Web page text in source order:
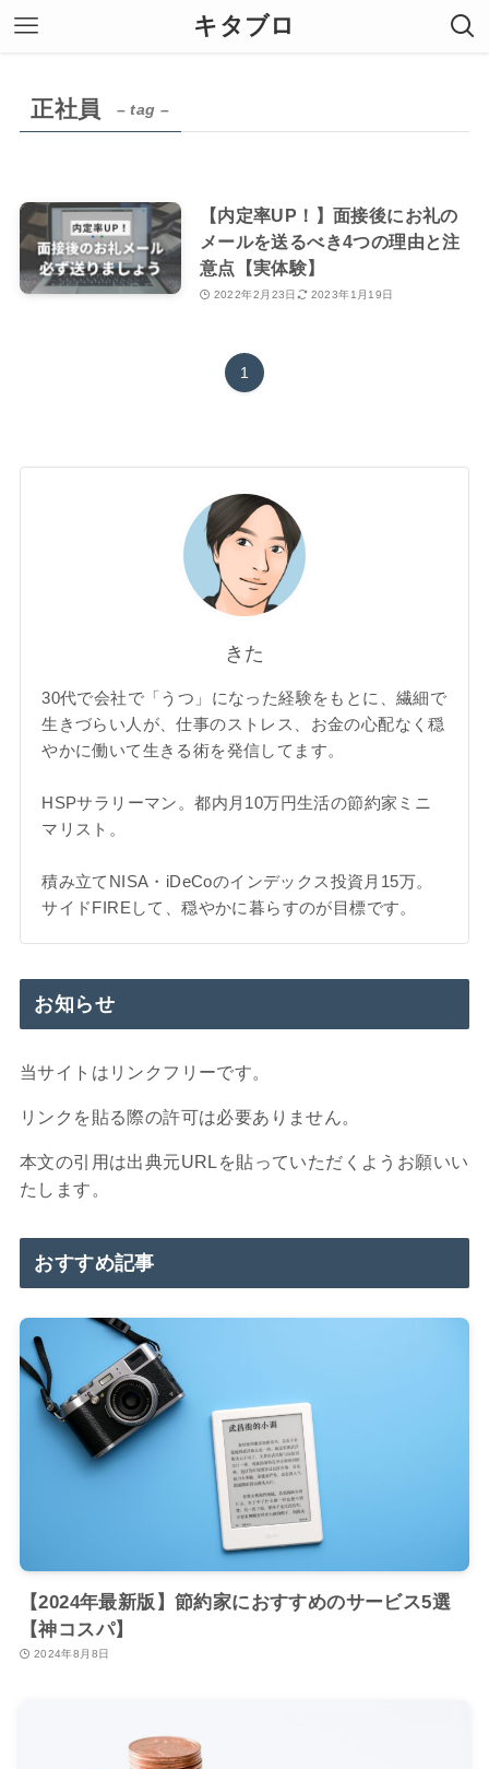
キタブロ
正社員 – tag –
【内定率UP！】面接後にお礼の
メールを送るべき4つの理由と注
意点【実体験】
2022年2月23日 2023年1月19日
1
きた
30代で会社で「うつ」になった経験をもとに、繊細で
生きづらい人が、仕事のストレス、お金の心配なく穏
やかに働いて生きる術を発信してます。
HSPサラリーマン。都内月10万円生活の節約家ミニ
マリスト。
積み立てNISA・iDeCoのインデックス投資月15万。
サイドFIREして、穏やかに暮らすのが目標です。
お知らせ
当サイトはリンクフリーです。
リンクを貼る際の許可は必要ありません。
本文の引用は出典元URLを貼っていただくようお願いい
たします。
おすすめ記事
【2024年最新版】節約家におすすめのサービス5選
【神コスパ】
2024年8月8日